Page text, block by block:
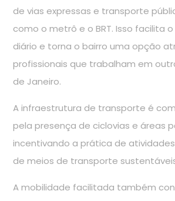
de vias expressas e transporte
como o metrô e o BRT. Isso facilita
diário e torna o bairro uma opção
profissionais que trabalham em
de Janeiro.
A infraestrutura de transporte é
pela presença de ciclovias e áreas
incentivando a prática de
de meios de transporte
A mobilidade facilitada também